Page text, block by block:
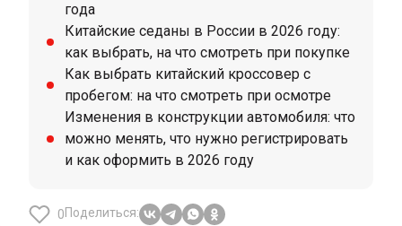
года
Китайские седаны в России в 2026 году:
как выбрать, на что смотреть при покупке
Как выбрать китайский кроссовер с
пробегом: на что смотреть при осмотре
Изменения в конструкции автомобиля: что
можно менять, что нужно регистрировать
и как оформить в 2026 году
0Поделиться: